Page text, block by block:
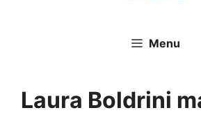
Menu
Laura Boldrini